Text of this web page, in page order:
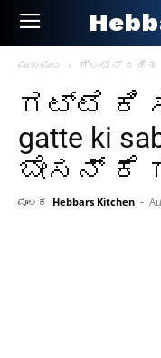
ಮುಖಪುಟ ಗ್ಲುಟೆನ್ ರಹಿತ
ಗಟ್ಟೆ ಕಿ
gatte ki
ಬೇಸನ್ ಕೆ
ಮೂಲಕ Hebbars Kitchen -